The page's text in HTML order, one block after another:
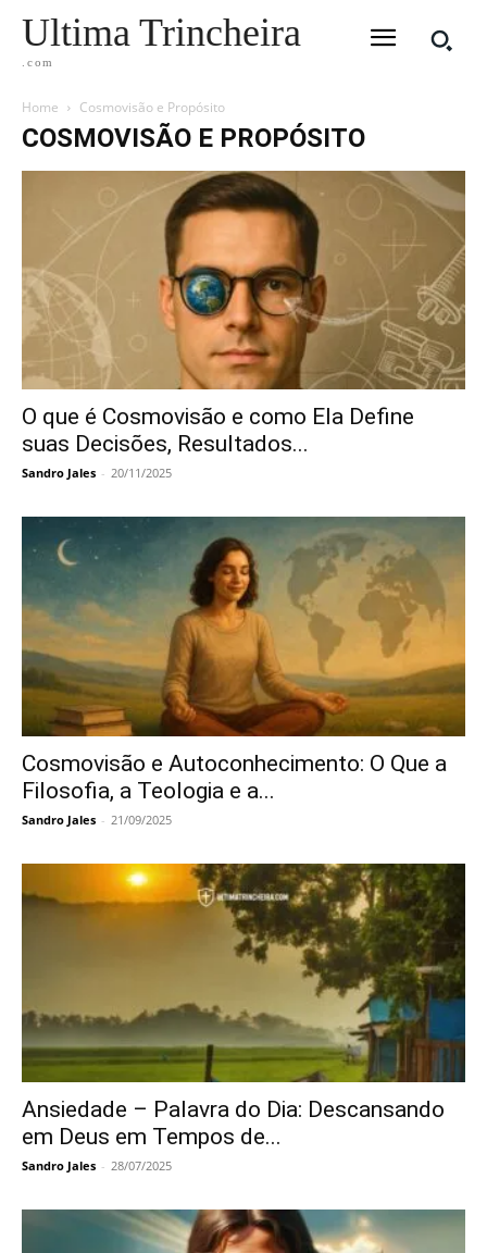
Ultima Trincheira
.com
Home Cosmovisão e Propósito
COSMOVISÃO E PROPÓSITO
O que é Cosmovisão e como Ela Define
suas Decisões, Resultados...
Sandro Jales - 20/11/2025
Cosmovisão e Autoconhecimento: O Que a
Filosofia, a Teologia e a...
Sandro Jales - 21/09/2025
Ansiedade – Palavra do Dia: Descansando
em Deus em Tempos de...
Sandro Jales - 28/07/2025